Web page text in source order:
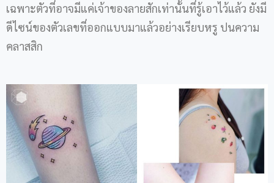
เฉพาะตัวที่อาจมีแค่เจ้าของลายสักเท่านั้นที่รู้เอาไว้แล้ว ยังมี
ดีไซน์ของตัวเลขที่ออกแบบมาแล้วอย่างเรียบหรู ปนความ
คลาสสิก